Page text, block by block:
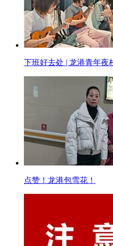
下班好去处 | 龙港青年夜
点赞！龙港包雪花！